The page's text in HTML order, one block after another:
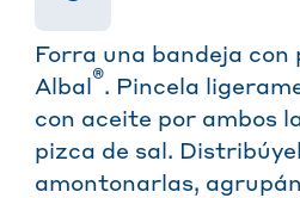
Forra una bandeja con
Albal ®. Pincela
con aceite por ambos
pizca de sal.
amontonarlas,